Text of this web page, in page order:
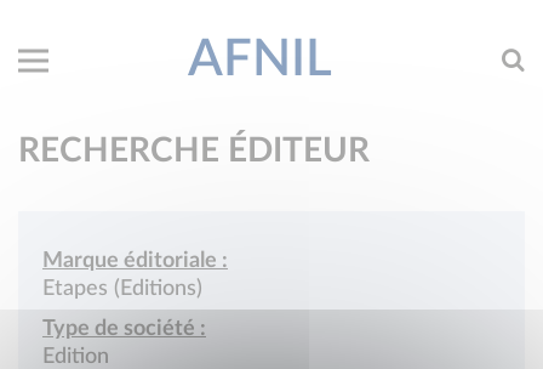
AFNIL
RECHERCHE ÉDITEUR
Marque éditoriale :
Etapes (Editions)
Type de société :
Edition